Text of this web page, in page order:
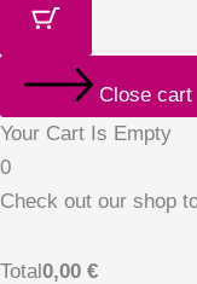
Close cart
Your Cart Is Empty
0
Check out our shop
Total0,00 €